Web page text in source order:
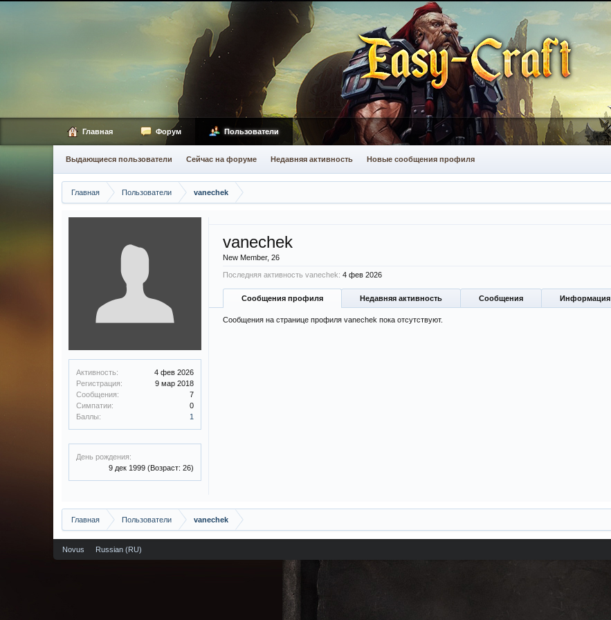
Главная Пользователи vanechek
Активность:
4 фев 2026
Регистрация:
9 мар 2018
Сообщения:
7
Симпатии:
0
Баллы:
1
День рождения:
9 дек 1999 (Возраст: 26)
vanechek
New Member, 26
Последняя активность vanechek: 4 фев 2026
Сообщения профиля Недавняя активность Сообщения Информация
Сообщения на странице профиля vanechek пока отсутствуют.
Главная Пользователи vanechek
Главная Форум Пользователи
Выдающиеся пользователи Сейчас на форуме Недавняя активность Новые сообщения профиля
Novus Russian (RU)